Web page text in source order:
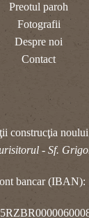
Preotul paroh
Fotografii
Despre noi
Contact
construcţia
- Sf.
bancar (IBAN):